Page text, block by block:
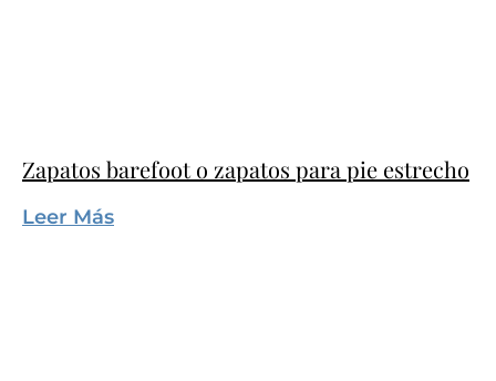
Zapatos barefoot o zapatos para pie estrecho
Leer Más